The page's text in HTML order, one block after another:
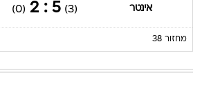
אינטר (3)
5 : 2
(0)
מחזור 38